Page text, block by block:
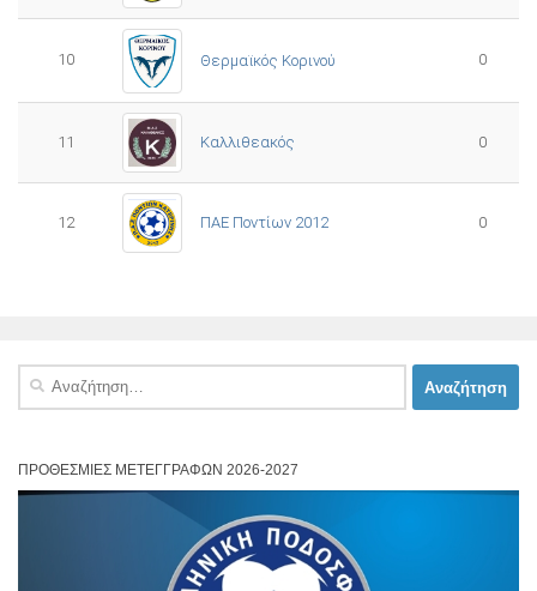
10 Θερμαϊκός Κορινού 0
11 Καλλιθεακός 0
12 ΠΑΕ Ποντίων 2012 0
Αναζήτηση
ΠΡΟΘΕΣΜΊΕΣ ΜΕΤΕΓΓΡΑΦΏΝ 2026-2027